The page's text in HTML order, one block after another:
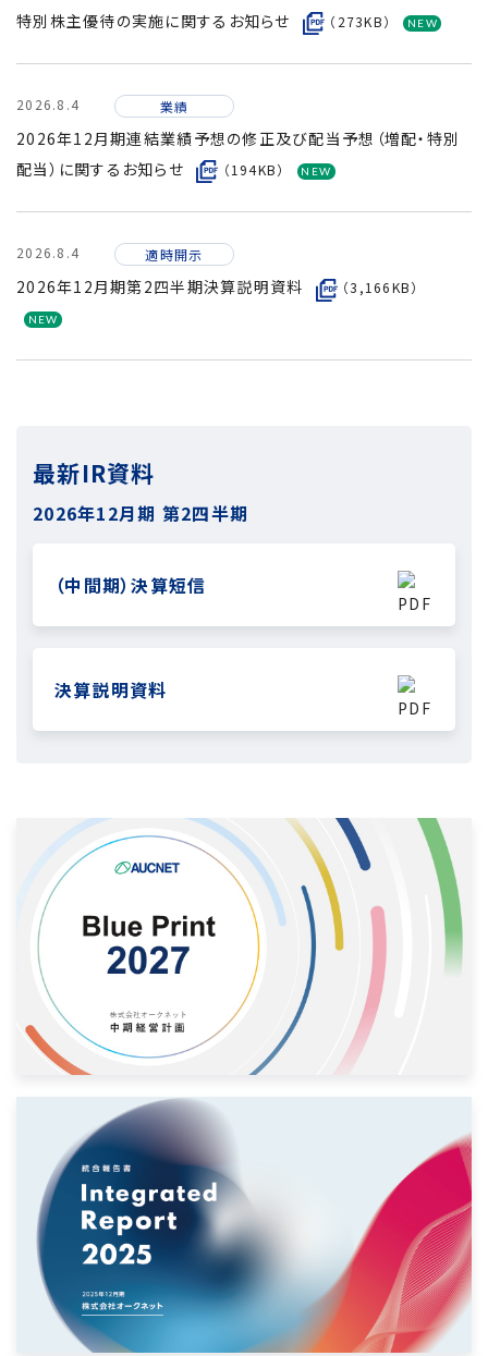
特別株主優待の実施に関するお知らせ （273KB）
2026.8.4 業績
2026年12月期連結業績予想の修正及び配当予想（増配・特別
配当）に関するお知らせ
（194KB）
2026.8.4 適時開示
2026年12月期第2四半期決算説明資料 （3,166KB）
最新IR資料
2026年12月期 第2四半期
（中間期）決算短信
決算説明資料